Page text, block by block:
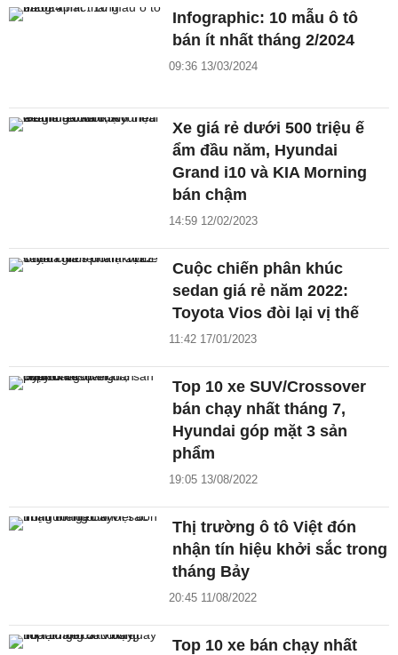
Infographic: 10 mẫu ô tô
bán ít nhất tháng 2/2024
09:36 13/03/2024
Xe giá rẻ dưới 500 triệu ế
ẩm đầu năm, Hyundai
Grand i10 và KIA Morning
bán chậm
14:59 12/02/2023
Cuộc chiến phân khúc
sedan giá rẻ năm 2022:
Toyota Vios đòi lại vị thế
11:42 17/01/2023
Top 10 xe SUV/Crossover
bán chạy nhất tháng 7,
Hyundai góp mặt 3 sản
phẩm
19:05 13/08/2022
Thị trường ô tô Việt đón
nhận tín hiệu khởi sắc trong
tháng Bảy
20:45 11/08/2022
Top 10 xe bán chạy nhất